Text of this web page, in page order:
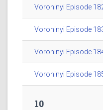
Voroninyi Episode
Voroninyi Episode
Voroninyi Episode
Voroninyi Episode
10